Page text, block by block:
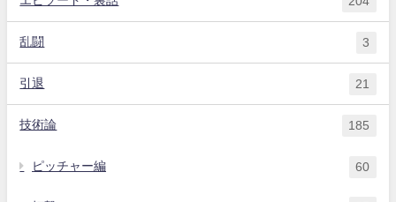
乱闘 3
引退 21
技術論 185
ピッチャー編 60